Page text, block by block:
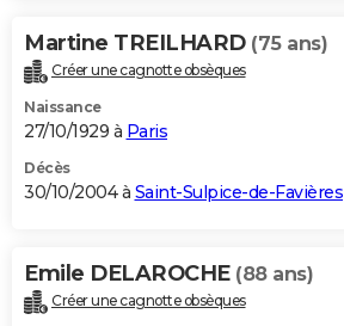
Martine TREILHARD (75 ans)
Créer une cagnotte obsèques
Naissance
27/10/1929 à Paris
Décès
30/10/2004 à Saint-Sulpice-de-Favières
Emile DELAROCHE (88 ans)
Créer une cagnotte obsèques